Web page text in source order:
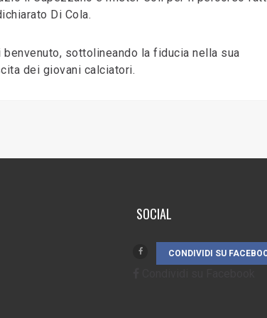
Di Cola.
sottolineando la fiducia nella sua
dei giovani calciatori.
SOCIAL
CONDIVIDI SU